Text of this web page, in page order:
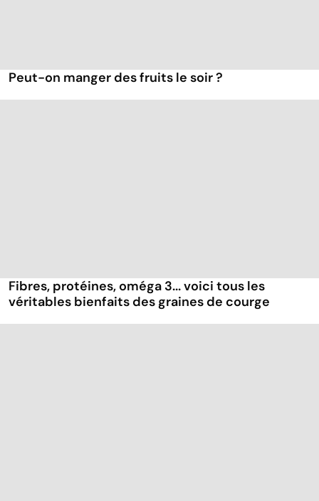
Peut-on manger des fruits le soir ?
Fibres, protéines, oméga 3... voici tous les
véritables bienfaits des graines de courge